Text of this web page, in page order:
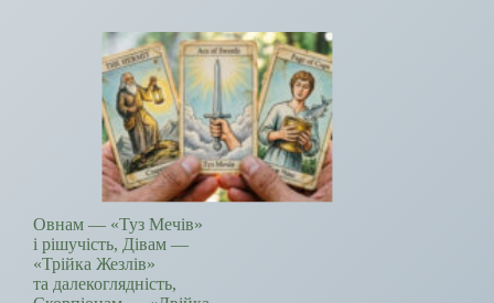
Овнам — «Туз Мечів»
і рішучість, Дівам —
«Трійка Жезлів»
та далекоглядність,